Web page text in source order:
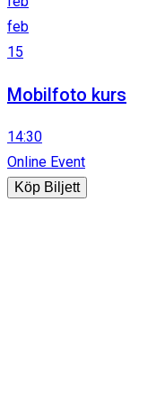
feb
15
Mobilfoto kurs
14:30
Online Event
Köp Biljett